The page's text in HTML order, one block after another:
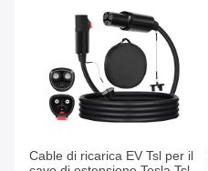
Cable di ricarica EV Tsl per il